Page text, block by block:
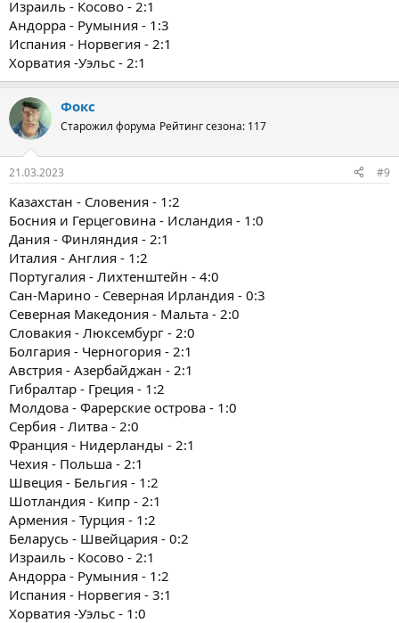
Израиль - Косово - 2:1
Андорра - Румыния - 1:3
Испания - Норвегия - 2:1
Хорватия -Уэльс - 2:1
Фокс
Старожил форума Рейтинг сезона: 117
21.03.2023 #9
Казахстан - Словения - 1:2
Босния и Герцеговина - Исландия - 1:0
Дания - Финляндия - 2:1
Италия - Англия - 1:2
Португалия - Лихтенштейн - 4:0
Сан-Марино - Северная Ирландия - 0:3
Северная Македония - Мальта - 2:0
Словакия - Люксембург - 2:0
Болгария - Черногория - 2:1
Австрия - Азербайджан - 2:1
Гибралтар - Греция - 1:2
Молдова - Фарерские острова - 1:0
Сербия - Литва - 2:0
Франция - Нидерланды - 2:1
Чехия - Польша - 2:1
Швеция - Бельгия - 1:2
Шотландия - Кипр - 2:1
Армения - Турция - 1:2
Беларусь - Швейцария - 0:2
Израиль - Косово - 2:1
Андорра - Румыния - 1:2
Испания - Норвегия - 3:1
Хорватия -Уэльс - 1:0